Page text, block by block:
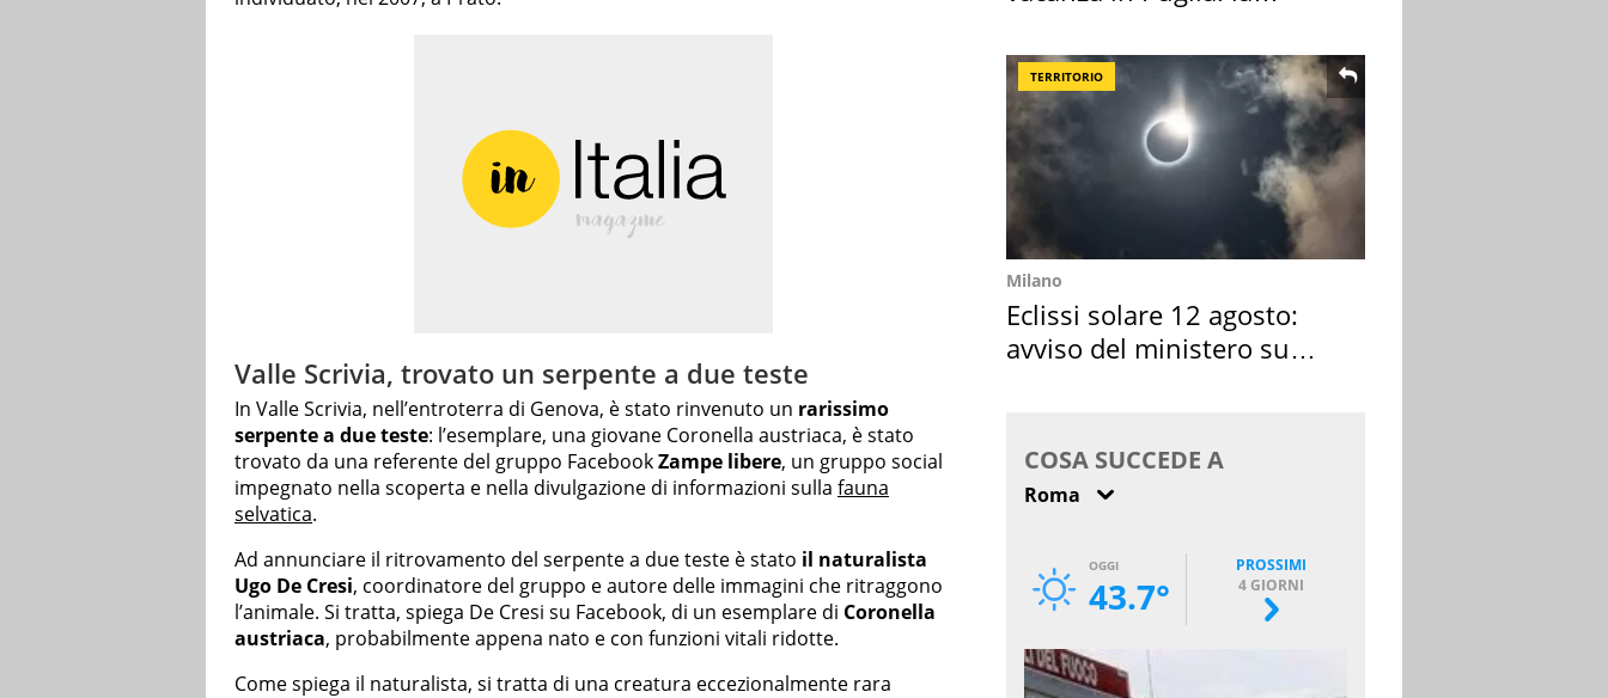
Valle Scrivia, trovato un serpente a due teste
In Valle Scrivia, nell’entroterra di Genova, è stato rinvenuto un rarissimo
serpente a due teste: l’esemplare, una giovane Coronella austriaca, è stato
trovato da una referente del gruppo FacebookZampe libere, un gruppo social
impegnato nella scoperta e nella divulgazione di informazioni sulla fauna
selvatica.
Ad annunciare il ritrovamento del serpente a due teste è stato il naturalista
Ugo De Cresi, coordinatore del gruppo e autore delle immagini che ritraggono
l’animale. Si tratta, spiega De Cresi su Facebook, di un esemplare di Coronella
austriaca, probabilmente appena nato e con funzioni vitali ridotte.
Come spiega il naturalista, si tratta di una creatura eccezionalmente rara
TERRITORIO
Milano
Eclissi solare 12 agosto:
avviso del ministero su